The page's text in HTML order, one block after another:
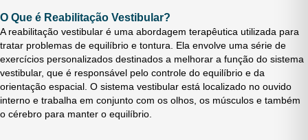
O Que é Reabilitação Vestibular?
A reabilitação vestibular é uma abordagem terapêutica utilizada para
tratar problemas de equilíbrio e tontura. Ela envolve uma série de
exercícios personalizados destinados a melhorar a função do sistema
vestibular, que é responsável pelo controle do equilíbrio e da
orientação espacial. O sistema vestibular está localizado no ouvido
interno e trabalha em conjunto com os olhos, os músculos e também
o cérebro para manter o equilíbrio.